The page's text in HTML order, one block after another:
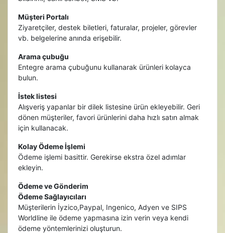
Müşteri Portalı
Ziyaretçiler, destek biletleri, faturalar, projeler, görevler
vb. belgelerine anında erişebilir.
Arama çubuğu
Entegre arama çubuğunu kullanarak ürünleri kolayca
bulun.
İstek listesi
Alışveriş yapanlar bir dilek listesine ürün ekleyebilir. Geri
dönen müşteriler, favori ürünlerini daha hızlı satın almak
için kullanacak.
Kolay Ödeme İşlemi
Ödeme işlemi basittir. Gerekirse ekstra özel adımlar
ekleyin.
Ödeme ve Gönderim
Ödeme Sağlayıcıları
Müşterilerin İyzico,Paypal, Ingenico, Adyen ve SIPS
Worldline ile ödeme yapmasına izin verin veya kendi
ödeme yöntemlerinizi oluşturun.